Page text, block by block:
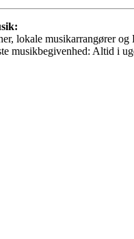
lokale musikarrangører og
musikbegivenhed: Altid i